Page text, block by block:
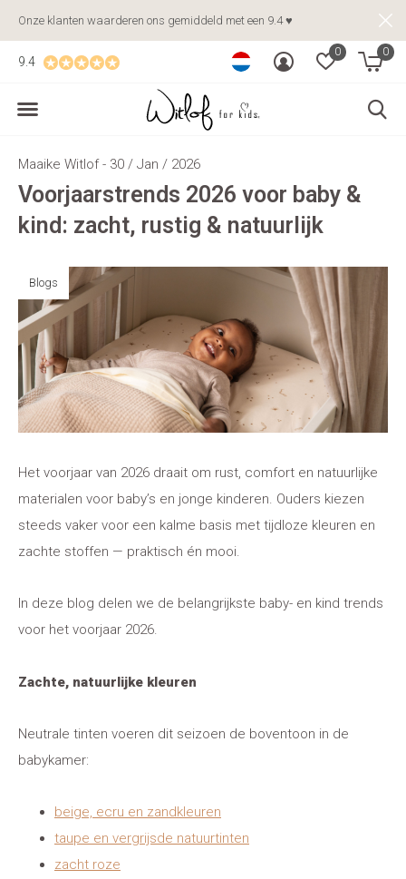
0 0
9.4
Onze klanten waarderen ons gemiddeld met een 9.4 ♥
Maaike Witlof - 30 / Jan / 2026
Voorjaarstrends 2026 voor baby &
kind: zacht, rustig & natuurlijk
Blogs
Het voorjaar van 2026 draait om rust, comfort en natuurlijke
materialen voor baby’s en jonge kinderen. Ouders kiezen
steeds vaker voor een kalme basis met tijdloze kleuren en
zachte stoffen — praktisch én mooi.
In deze blog delen we de belangrijkste baby- en kind trends
voor het voorjaar 2026.
Zachte, natuurlijke kleuren
Neutrale tinten voeren dit seizoen de boventoon in de
babykamer:
beige, ecru en zandkleuren
taupe en vergrijsde natuurtinten
zacht roze